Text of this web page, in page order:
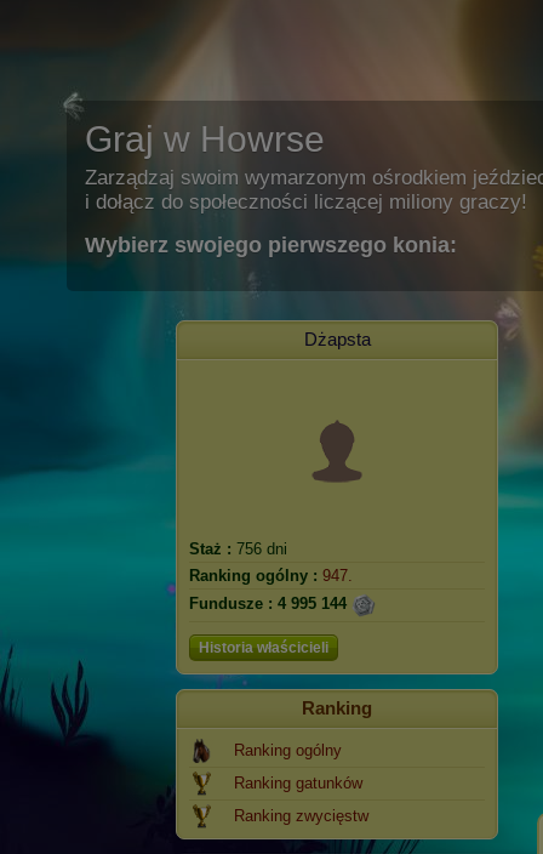
Graj w Howrse
Zarządzaj swoim wymarzonym ośrodkiem
i dołącz do społeczności liczącej miliony graczy!
Wybierz swojego pierwszego konia:
Dżapsta
Staż : 756 dni
Ranking ogólny : 947.
Fundusze : 4 995 144
Historia właścicieli
Ranking
Ranking ogólny
Ranking gatunków
Ranking zwycięstw